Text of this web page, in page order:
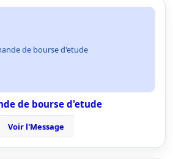
de bourse d'etude
de bourse d'etude
Voir l'Message